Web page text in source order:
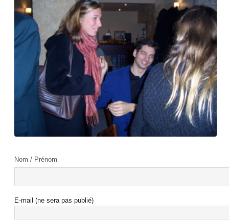
Nom / Prénom
E-mail (ne sera pas publié)